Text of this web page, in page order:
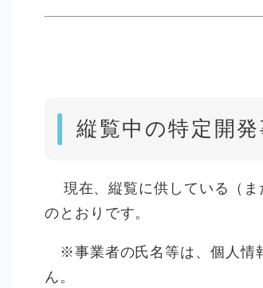
縦覧中の特定開
現在、縦覧に供している（ま
のとおりです。
※事業者の氏名等は、個人情
ん。